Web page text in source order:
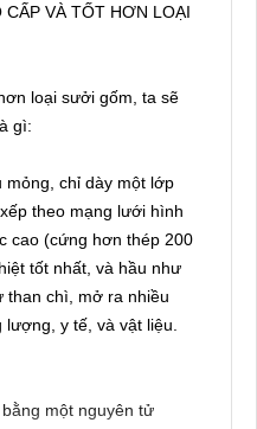
VÀ TỐT HƠN LOẠI
loại sưởi gốm, ta sẽ
gì:
mỏng, chỉ dày một lớp
theo mạng lưới hình
cao (cứng hơn thép 200
tốt nhất, và hầu như
than chì, mở ra nhiều
y tế, và vật liệu.
một nguyên tử